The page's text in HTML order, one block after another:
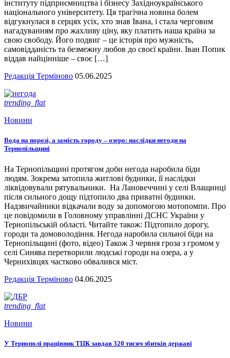
інституту підприємництва і бізнесу Західноукраїнського
національного університету. Ця трагічна новина болем
відгукнулася в серцях усіх, хто знав Івана, і стала черговим
нагадуванням про жахливу ціну, яку платить наша країна за
свою свободу. Його подвиг – це історія про мужність,
самовідданість та безмежну любов до своєї країни. Іван Попик
віддав найцінніше – своє […]
Редакція Терміново 05.06.2025
trending_flat
Новини
Вода на порозі, а замість городу – озеро: наслідки негоди на
Тернопільщині
На Тернопільщині протягом доби негода наробила біди
людям. Зокрема затопила житлові будинки, її наслідки
ліквідовували рятувальники. На Лановеччині у селі Влащинці
після сильного дощу підтопило два приватні будинки.
Надзвичайники відкачали воду за допомогою мотопомпи. Про
це повідомили в Головному управлінні ДСНС України у
Тернопільській області. Читайте також: Підтопило дорогу,
городи та домоволодіння. Негода наробила сильної біди на
Тернопільщині (фото, відео) Також 3 червня гроза з громом у
селі Синява перетворили людські городи на озера, а у
Чернихівцях частково обвалився міст.
Редакція Терміново 04.06.2025
trending_flat
Новини
У Тернополі працівник ТЦК завдав 320 тисяч збитків державі